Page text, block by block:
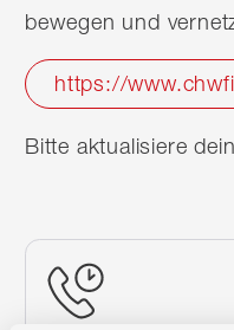
bewegen und
https://
Bitte aktualisiere